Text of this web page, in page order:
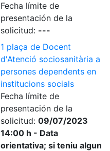
Fecha límite de
presentación de la
solicitud: ---
1 plaça de Docent
d'Atenció sociosanitària a
persones dependents en
institucions socials
Fecha límite de
presentación de la
solicitud: 09/07/2023
14:00 h - Data
orientativa; si teniu algun